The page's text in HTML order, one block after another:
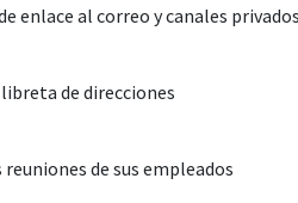
enlace al correo y canales privados
de direcciones
de sus empleados